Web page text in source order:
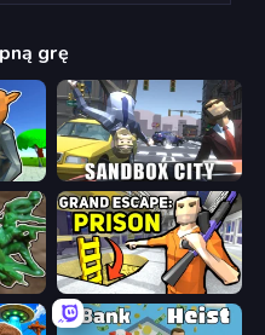
grę
Sandbox City
Soldiers - Capture and Control! Grand Escape: Prison